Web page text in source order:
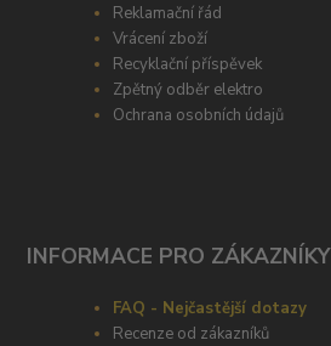
Reklamační řád
Vrácení zboží
Recyklační příspěvek
Zpětný odběr elektro
Ochrana osobních údajů
INFORMACE PRO ZÁKAZNÍKY
FAQ - Nejčastější dotazy
Recenze od zákazníků